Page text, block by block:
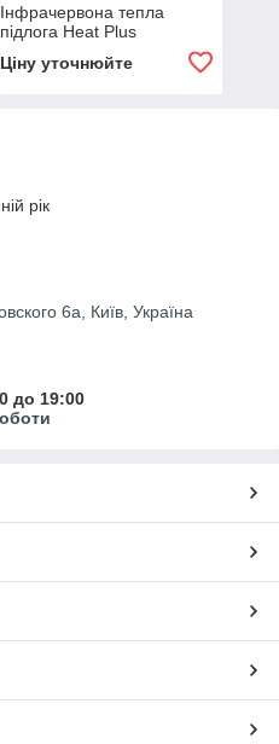
Інфрачервона тепла
підлога Heat Plus
Ціну уточнюйте
рік
6а, Київ, Україна
до 19:00